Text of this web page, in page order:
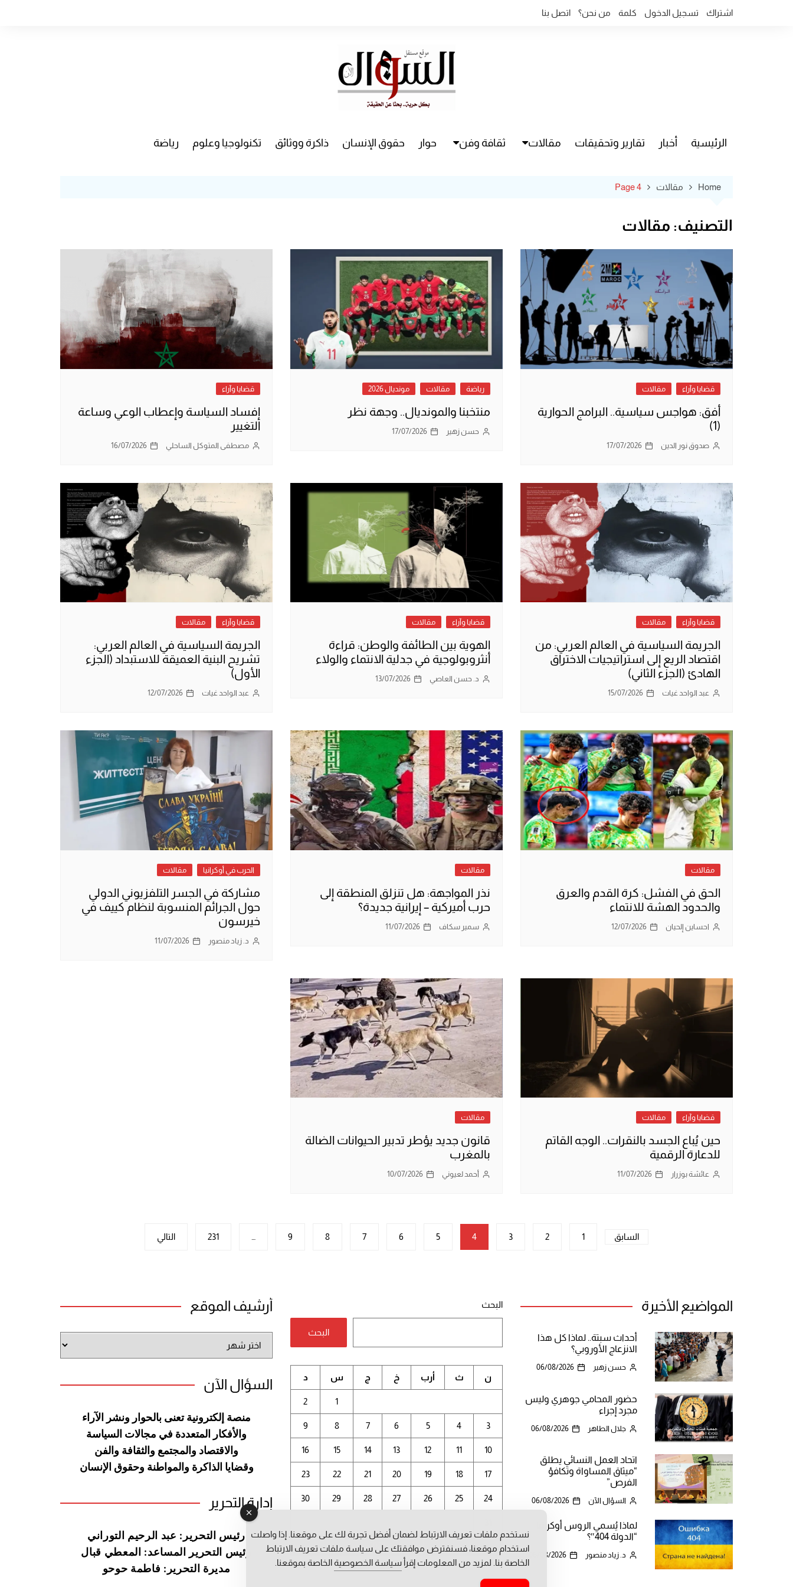
اشتراك تسجيل الدخول كلمة من نحن؟ اتصل بنا
الرئيسية أخبار تقارير وتحقيقات مقالات ثقافة وفن حوار حقوق الإنسان ذاكرة ووثائق تكنولوجيا وعلوم رياضة
Home مقالات Page 4
التصنيف: مقالات
قضايا وآراء مقالات
أفق: هواجس سياسية.. البرامج الحوارية
(1)
صدوق نور الدين 17/07/2026
رياضة مقالات مونديال 2026
منتخبنا والمونديال.. وجهة نظر
حسن زهير 17/07/2026
قضايا وآراء
إفساد السياسة وإعطاب الوعي وساعة
التغيير
مصطفى المتوكل الساحلي 16/07/2026
قضايا وآراء مقالات
الجريمة السياسية في العالم العربي: من
اقتصاد الريع إلى استراتيجيات الاختراق
الهادئ (الجزء الثاني)
عبد الواحد غيات 15/07/2026
قضايا وآراء مقالات
الهوية بين الطائفة والوطن: قراءة
أنثروبولوجية في جدلية الانتماء والولاء
د. حسن العاصي 13/07/2026
قضايا وآراء مقالات
الجريمة السياسية في العالم العربي:
تشريح البنية العميقة للاستبداد (الجزء
الأول)
عبد الواحد غيات 12/07/2026
مقالات
الحق في الفشل: كرة القدم والعرق
والحدود الهشة للانتماء
احساين إلحيان 12/07/2026
مقالات
نذر المواجهة: هل تنزلق المنطقة إلى
حرب أميركية – إيرانية جديدة؟
سمير سكاف 11/07/2026
الحرب في أوكرانيا مقالات
مشاركة في الجسر التلفزيوني الدولي
حول الجرائم المنسوبة لنظام كييف في
خيرسون
د. زياد منصور 11/07/2026
قضايا وآراء مقالات
حين يُباع الجسد بالنقرات.. الوجه القاتم
للدعارة الرقمية
عائشة بوزرار 11/07/2026
مقالات
قانون جديد يؤطر تدبير الحيوانات الضالة
بالمغرب
أحمد لعيوني 10/07/2026
السابق 1
2
3
4
5
6
7
8
9
231 التالي
المواضيع الأخيرة
أحداث سبتة.. لماذا كل هذا
الانزعاج الأوروبي؟
حسن زهير 06/08/2026
حضور المحامي جوهري وليس
مجرد إجراء
جلال الطاهر 06/08/2026
اتحاد العمل النسائي يطلق
“ميثاق المساواة وتكافؤ
الفرص”
السؤال الآن 06/08/2026
لماذا يُسمي الروس أوكرانيا
“الدولة 404″؟
د. زياد منصور 06/08/2026
البحث
البحث
أغسطس 2026
ن ث أرب خ ج س د
1
2
3
4
5
6
7
8
9
10
11
12
13
14
15
16
17
18
19
20
21
22
23
24
25
26
27
28
29
30
« يوليو
أرشيف الموقع
الموقع
السؤال الآن
منصة إلكترونية تعنى بالحوار ونشر الآراء
والأفكار المتعددة في مجالات السياسة
والاقتصاد والمجتمع والثقافة والفن
وقضايا الذاكرة والمواطنة وحقوق الإنسان
إدارة التحرير
رئيس التحرير: عبد الرحيم التوراني
رئيس التحرير المساعد: المعطي قبال
مديرة التحرير: فاطمة حوحو
نستخدم ملفات تعريف الارتباط لضمان أفضل تجربة لك على موقعنا. إذا واصلت
استخدام موقعنا، فسنفترض موافقتك على سياسة ملفات تعريف الارتباط
الخاصة بنا. لمزيد من المعلومات إقرأ سياسة الخصوصيةالخاصة بموقعنا.